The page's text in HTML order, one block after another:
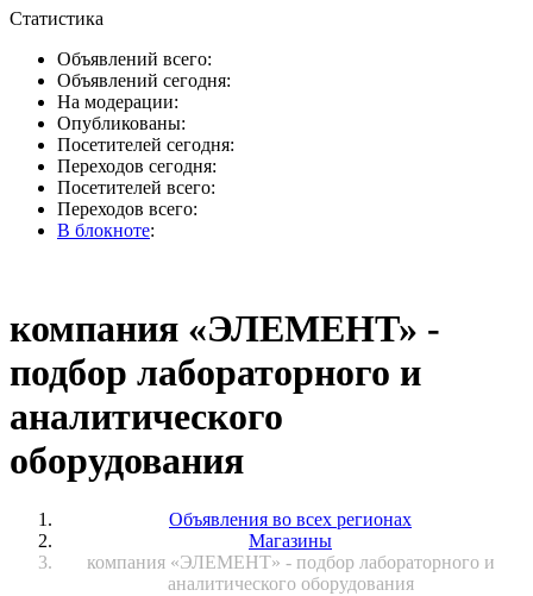
Статистика
Объявлений всего:
Объявлений сегодня:
На модерации:
Опубликованы:
Посетителей сегодня:
Переходов сегодня:
Посетителей всего:
Переходов всего:
В блокноте:
компания «ЭЛЕМЕНТ» -
подбор лабораторного и
аналитического
оборудования
Объявления во всех регионах
Магазины
компания «ЭЛЕМЕНТ» - подбор лабораторного и
аналитического оборудования